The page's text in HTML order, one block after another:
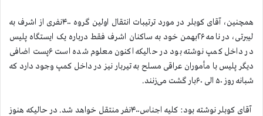
همچنین، آقای کوبلر در مورد ترتیبات انتقال اولین گروه ۴۰۰نفری از اشرف به
لیبرتی، در نامه ۲۶بهمن خود به ساکنان اشرف فقط درباره یک ایستگاه پلیس
در داخل کمپ نوشته بود در حالیکه اکنون معلوم شده است ۶پست اضافی
دیگر پلیس با مأموران عراقی مسلح به تیربار نیز در داخل کمپ وجود دارد که
شبانه روز ۵۰ الی ۶۰بار گشت می‌زنند.
آقای کوبلر نوشته بود: کلیه اجناس۴۰۰نفر منتقل خواهد شد. در حالیکه هنوز